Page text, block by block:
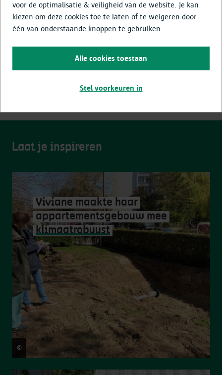
Kinderdagverblijven, Ondernemers,
Professionals
Lees meer
Laat je inspireren
Viviane maakte haar
appartementsgebouw mee
klimaatrobuust
© Stad Antwerpen
voor de optimalisatie & veiligheid van de website. Je kan
kiezen om deze cookies toe te laten of te weigeren door
één van onderstaande knoppen te gebruiken
Alle cookies toestaan
Stel voorkeuren in